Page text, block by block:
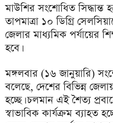
মাউশির সংশোধিত
তাপমাত্রা ১০ ডিগ্রি
জেলার মাধ্যমিক পর্যায়ের
হবে।
মঙ্গলবার (১৬ জানুয়ারি)
বলেছে, দেশের বিভিন্ন
হচ্ছে। চলমান এই শৈত্য
স্বাভাবিক কার্যক্রম ব্যাহত